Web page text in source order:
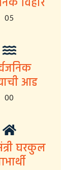
05
आड
00
घरकुल